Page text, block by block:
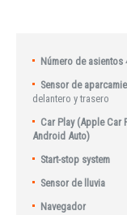
Número de asientos
Sensor de
delantero y trasero
Car Play (Apple Car
Android Auto)
Start-stop system
Sensor de lluvia
Navegador